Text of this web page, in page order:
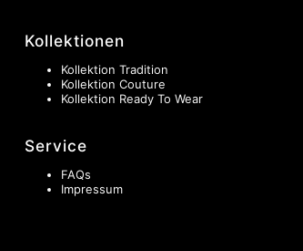
Kollektionen
Kollektion Tradition
Kollektion Couture
Kollektion Ready To Wear
Service
FAQs
Impressum